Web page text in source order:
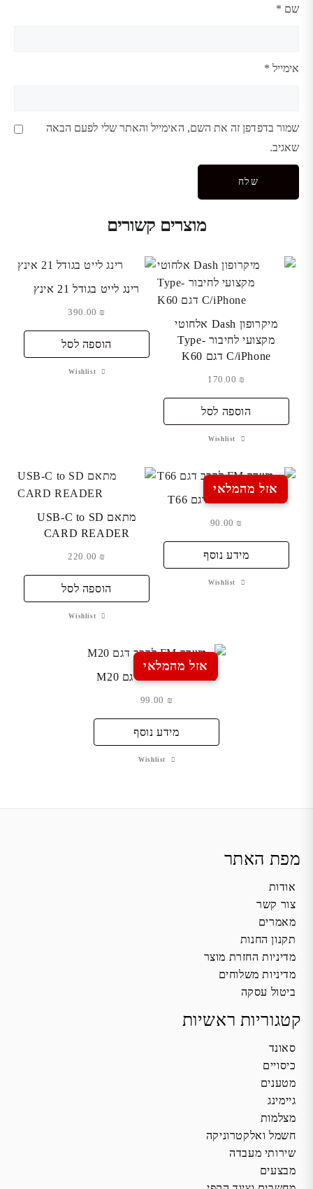
שם *
אימייל *
שמור בדפדפן זה את השם, האימייל והאתר שלי לפעם הבאה
שאגיב.
מוצרים קשורים
מיקרופון Dash אלחוטי
מקצועי לחיבור Type-
C/iPhone דגם K60
₪
הוספה לסל
Wishlist
רינג לייט בגודל 21 אינץ
₪
הוספה לסל
Wishlist
אזל מהמלאי
₪
מידע נוסף
Wishlist
מתאם USB-C to SD
CARD READER
₪
הוספה לסל
Wishlist
אזל מהמלאי
משדר FM לרכב דגם M20
₪
מידע נוסף
Wishlist
מפת האתר
אודות
צור קשר
מאמרים
תקנון החנות
מדיניות החזרת מוצר
מדיניות משלוחים
ביטול עסקה
קטגוריות ראשיות
סאונד
כיסויים
מטענים
גיימינג
מצלמות
חשמל ואלקטרוניקה
שירותי מעבדה
מבצעים